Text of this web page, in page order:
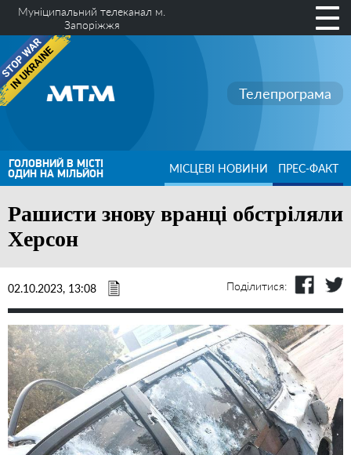
Муніципальний телеканал м.
Запоріжжя
Телепрограма
ГОЛОВНИЙ В МІСТІ
ОДИН НА МІЛЬЙОН МІСЦЕВІ НОВИНИ ПРЕС-ФАКТ
Рашисти знову вранці обстріляли
Херсон
02.10.2023, 13:08 Поділитися: